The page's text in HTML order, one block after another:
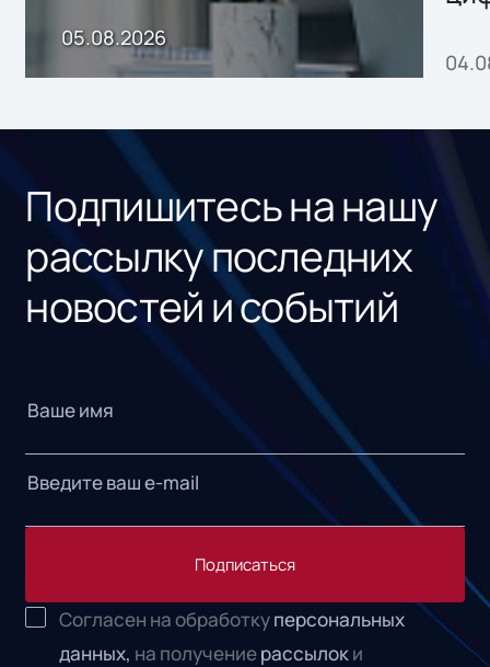
05.08.2026
Подпишитесь на нашу
рассылку последних
новостей и событий
Подписаться
Согласен на обработкуперсональных
данных, на получениерассылоки